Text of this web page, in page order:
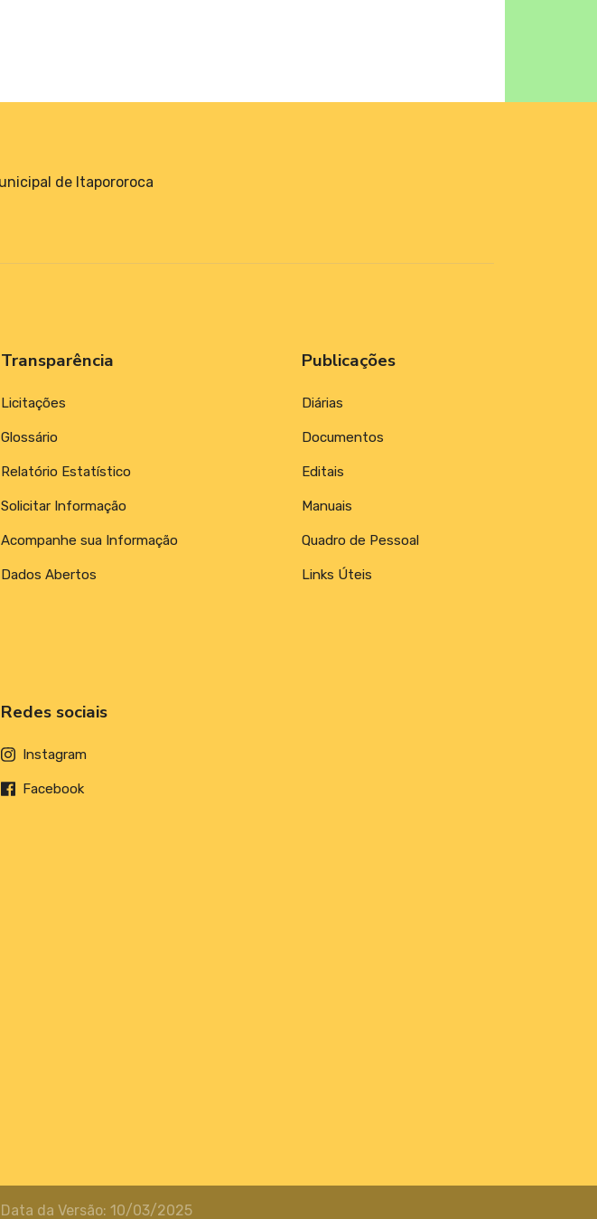
de Itapororoca
Transparência
Licitações
Glossário
Relatório Estatístico
Solicitar Informação
Acompanhe sua Informação
Dados Abertos
Publicações
Diárias
Documentos
Editais
Manuais
Quadro de Pessoal
Links Úteis
Redes sociais
Instagram
Facebook
Data da Versão: 10/03/2025